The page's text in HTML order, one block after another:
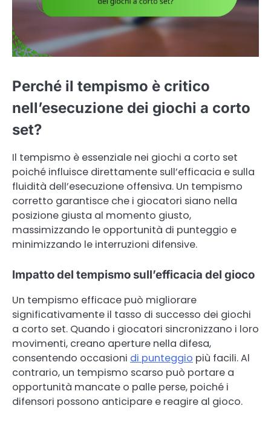
Perché il tempismo è critico
nell’esecuzione dei giochi a corto
set?
Il tempismo è essenziale nei giochi a corto set
poiché influisce direttamente sull’efficacia e sulla
fluidità dell’esecuzione offensiva. Un tempismo
corretto garantisce che i giocatori siano nella
posizione giusta al momento giusto,
massimizzando le opportunità di punteggio e
minimizzando le interruzioni difensive.
Impatto del tempismo sull’efficacia del gioco
Un tempismo efficace può migliorare
significativamente il tasso di successo dei giochi
a corto set. Quando i giocatori sincronizzano i loro
movimenti, creano aperture nella difesa,
consentendo occasioni di punteggio più facili. Al
contrario, un tempismo scarso può portare a
opportunità mancate o palle perse, poiché i
difensori possono anticipare e reagire al gioco.